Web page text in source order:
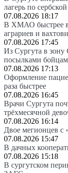
лагерь по
07.08.2026 18:17
В ХМАО быстрее
аграриев и
07.08.2026 17:45
Из Сургута в
посылками бойцам
07.08.2026 17:13
Оформление
раза быстрее
07.08.2026 16:45
Врачи Сургута
трёхмесячной
07.08.2026 16:14
Двое мегионцев с
07.08.2026 15:47
В дачных
07.08.2026 15:18
В сургутском